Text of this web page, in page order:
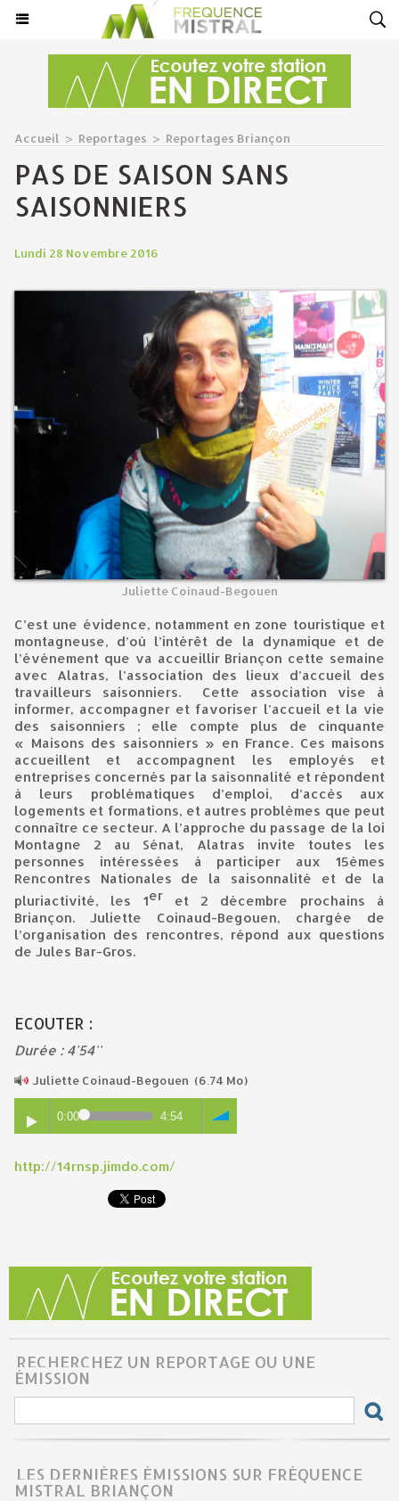
Accueil > Reportages > Reportages Briançon
PAS DE SAISON SANS
SAISONNIERS
Lundi 28 Novembre 2016
Juliette Coinaud-Begouen
C’est une évidence, notamment en zone touristique et
montagneuse, d’où l’intérêt de la dynamique et de
l’événement que va accueillir Briançon cette semaine
avec Alatras, l’association des lieux d’accueil des
travailleurs saisonniers. Cette association vise à
informer, accompagner et favoriser l’accueil et la vie
des saisonniers ; elle compte plus de cinquante
« Maisons des saisonniers » en France. Ces maisons
accueillent et accompagnent les employés et
entreprises concernés par la saisonnalité et répondent
à leurs problématiques d’emploi, d’accès aux
logements et formations, et autres problèmes que peut
connaître ce secteur. A l’approche du passage de la loi
Montagne 2 au Sénat, Alatras invite toutes les
personnes intéressées à participer aux 15èmes
Rencontres Nationales de la saisonnalité et de la
pluriactivité, les 1eret 2 décembre prochains à
Briançon. Juliette Coinaud-Begouen, chargée de
l’organisation des rencontres, répond aux questions
de Jules Bar-Gros.
ECOUTER :
Durée : 4'54''
Juliette Coinaud-Begouen (6.74 Mo)
0:00 4:54
http://14rnsp.jimdo.com/
RECHERCHEZ UN REPORTAGE OU UNE
ÉMISSION
LES DERNIÈRES ÉMISSIONS SUR FRÉQUENCE
MISTRAL BRIANÇON